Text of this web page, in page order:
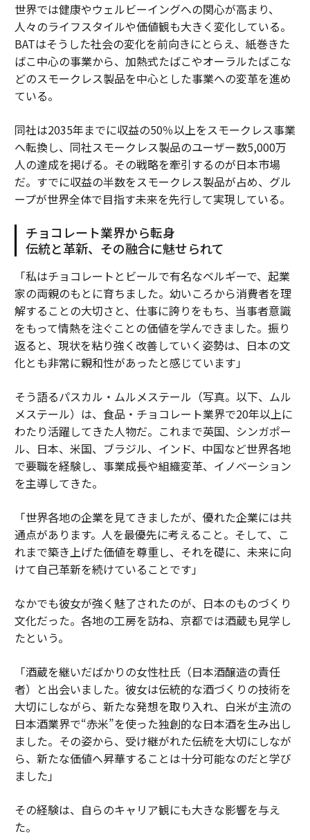
るのだ。
ロードマップは内部にある
AIは技術についてよりも、マインドセットについて多く
を明らかにしている。
一部のリーダーは古い信念にしがみついている：
「私はテクノロジーを『やらない』」
「これは単なる一時的なものだ」
「私の経験だけで十分だ」
「私は学ぶ意志がある」
「私たちが適応する間も価値観を守る」
「私はこれらのツールを人々に奉仕するために使う」
もし内側から成長すれば、AIはレバレッジとなる。もし
成長しなければ、最高の技術でさえもそのギャップを露
呈するだろう。
小さく始めよう。物語を設定しよう。1つのワークフロ
ーを修正しよう。ガードレールを確立しよう。人間の仕
があなたのAIリーダーシップ・ロードマップだ：あなた
を関連性があり、信頼され、紛れもなく人間的なものに
保つ日々の実践。
最新号の購入はこちらから
メンバーシップに登録する
関連記事
世界では健康やウェルビーイングへの関心が高まり、
人々のライフスタイルや価値観も大きく変化している。
BATはそうした社会の変化を前向きにとらえ、紙巻きた
ばこ中心の事業から、加熱式たばこやオーラルたばこな
どのスモークレス製品を中心とした事業への変革を進め
ている。
同社は2035年までに収益の50％以上をスモークレス事業
へ転換し、同社スモークレス製品のユーザー数5,000万
人の達成を掲げる。その戦略を牽引するのが日本市場
だ。すでに収益の半数をスモークレス製品が占め、グル
ープが世界全体で目指す未来を先行して実現している。
チョコレート業界から転身
伝統と革新、その融合に魅せられて
「私はチョコレートとビールで有名なベルギーで、起業
家の両親のもとに育ちました。幼いころから消費者を理
解することの大切さと、仕事に誇りをもち、当事者意識
をもって情熱を注ぐことの価値を学んできました。振り
返ると、現状を粘り強く改善していく姿勢は、日本の文
化とも非常に親和性があったと感じています」
そう語るパスカル・ムルメステール（写真。以下、ムル
メステール）は、食品・チョコレート業界で20年以上に
わたり活躍してきた人物だ。これまで英国、シンガポー
ル、日本、米国、ブラジル、インド、中国など世界各地
で要職を経験し、事業成長や組織変革、イノベーション
を主導してきた。
「世界各地の企業を見てきましたが、優れた企業には共
通点があります。人を最優先に考えること。そして、こ
れまで築き上げた価値を尊重し、それを礎に、未来に向
けて自己革新を続けていることです」
なかでも彼女が強く魅了されたのが、日本のものづくり
文化だった。各地の工房を訪ね、京都では酒蔵も見学し
たという。
「酒蔵を継いだばかりの女性杜氏（日本酒醸造の責任
者）と出会いました。彼女は伝統的な酒づくりの技術を
大切にしながら、新たな発想を取り入れ、白米が主流の
日本酒業界で“赤米”を使った独創的な日本酒を生み出し
ました。その姿から、受け継がれた伝統を大切にしなが
ら、新たな価値へ昇華することは十分可能なのだと学び
ました」
その経験は、自らのキャリア観にも大きな影響を与え
た。